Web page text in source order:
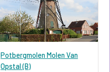
Potbergmolen Molen Van
Opstal (B)